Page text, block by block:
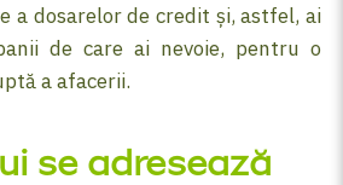
a dosarelor de credit și, astfel, ai
de care ai nevoie, pentru o
a afacerii.
se adresează